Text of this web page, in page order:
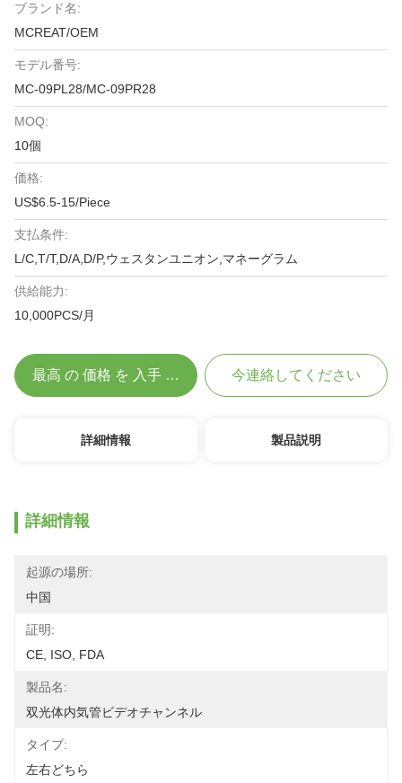
ブランド名:
MCREAT/OEM
モデル番号:
MC-09PL28/MC-09PR28
MOQ:
10個
価格:
US$6.5-15/Piece
支払条件:
L/C,T/T,D/A,D/P,ウェスタンユニオン,マネーグラム
供給能力:
10,000PCS/月
最高 の 価格 を 入手 する 今連絡してください
詳細情報 製品説明
詳細情報
起源の場所:
中国
証明:
CE, ISO, FDA
製品名:
双光体内気管ビデオチャンネル
タイプ:
左右どちら